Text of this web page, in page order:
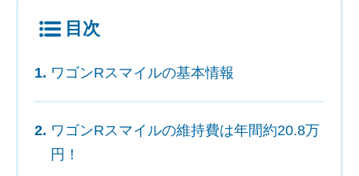
目次
ワゴンRスマイルの基本情報
ワゴンRスマイルの維持費は年間約20.8万
円！